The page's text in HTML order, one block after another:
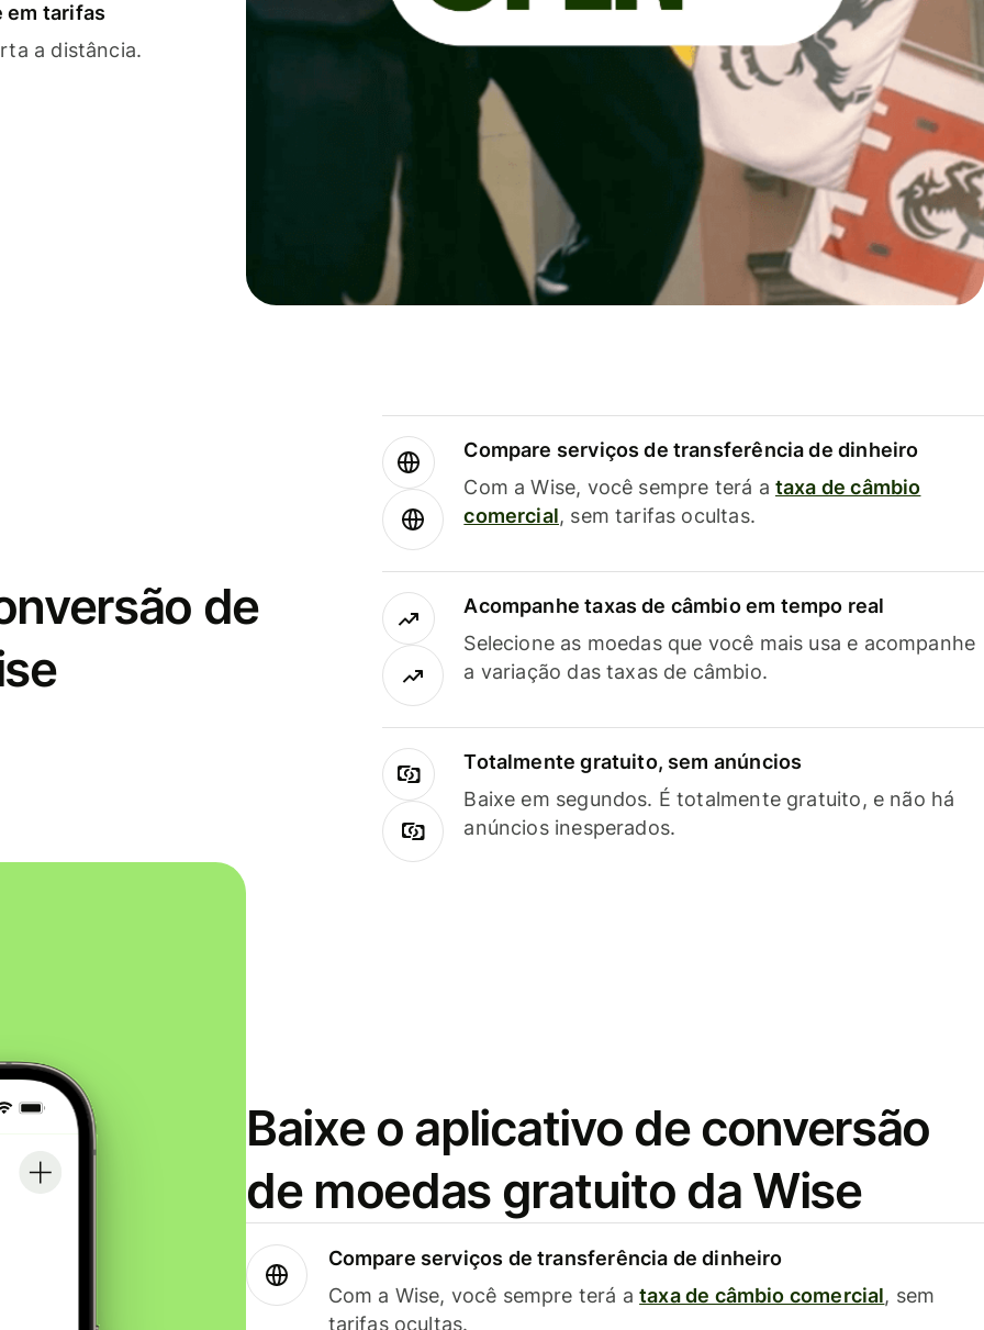
em tarifas
a distância.
de
Compare serviços de transferência de dinheiro
Com a Wise, você sempre terá a taxa de câmbio
comercial, sem tarifas ocultas.
Acompanhe taxas de câmbio em tempo real
Selecione as moedas que você mais usa e acompanhe
a variação das taxas de câmbio.
Totalmente gratuito, sem anúncios
Baixe em segundos. É totalmente gratuito, e não há
anúncios inesperados.
Baixe o aplicativo de conversão
de moedas gratuito da Wise
Compare serviços de transferência de dinheiro
Com a Wise, você sempre terá ataxa de câmbio comercial, sem
tarifas ocultas.